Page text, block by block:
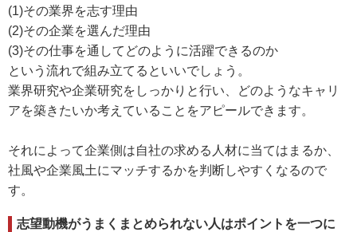
(1)その業界を志す理由
(2)その企業を選んだ理由
(3)その仕事を通してどのように活躍できるのか
という流れで組み立てるといいでしょう。
業界研究や企業研究をしっかりと行い、どのようなキャリ
アを築きたいか考えていることをアピールできます。
それによって企業側は自社の求める人材に当てはまるか、
社風や企業風土にマッチするかを判断しやすくなるので
す。
志望動機がうまくまとめられない人はポイントを一つに